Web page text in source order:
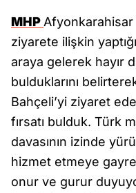
MHP Afyonkarahisar
ziyarete ilişkin
araya gelerek hayır
bulduklarını
Bahçeli’yi ziyaret
fırsatı bulduk. Türk
davasının izinde
hizmet etmeye
onur ve gurur